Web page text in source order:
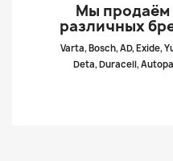
Мы продаём
различных
Varta, Bosch, AD, Exide,
Deta, Duracell,